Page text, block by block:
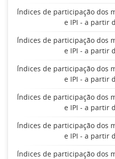
Índices de participação dos
e IPI - a partir
Índices de participação dos
e IPI - a partir
Índices de participação dos
e IPI - a partir
Índices de participação dos
e IPI - a partir
Índices de participação dos
e IPI - a partir
Índices de participação dos